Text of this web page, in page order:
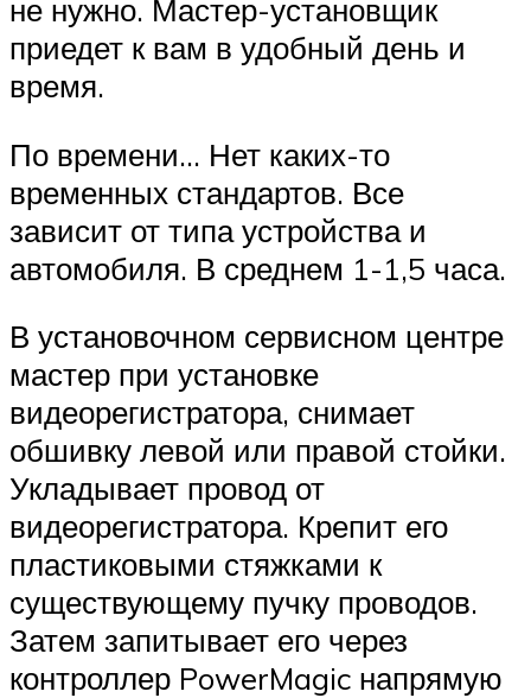
не нужно. Мастер-установщик
приедет к вам в удобный день и
время.
По времени… Нет каких-то
временных стандартов. Все
зависит от типа устройства и
автомобиля. В среднем 1-1,5 часа.
В установочном сервисном центре
мастер при установке
видеорегистратора, снимает
обшивку левой или правой стойки.
Укладывает провод от
видеорегистратора. Крепит его
пластиковыми стяжками к
существующему пучку проводов.
Затем запитывает его через
контроллер PowerMagic напрямую